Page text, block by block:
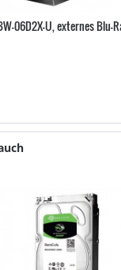
06D2X-U, externes Blu-